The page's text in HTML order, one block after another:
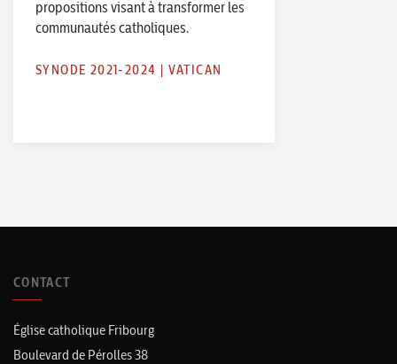
propositions visant à transformer les
communautés catholiques.
SYNODE 2021-2024 | VATICAN
CONTACT
Église catholique Fribourg
Boulevard de Pérolles 38